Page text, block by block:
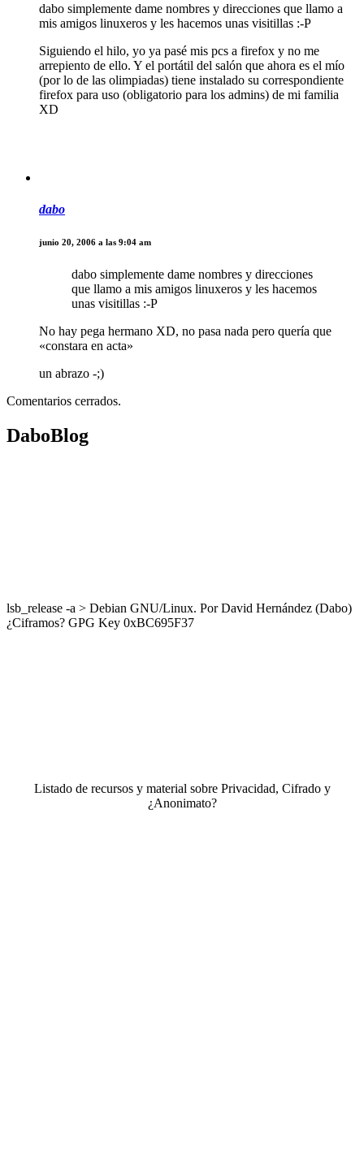
dabo simplemente dame nombres y direcciones que llamo a
mis amigos linuxeros y les hacemos unas visitillas :-P
Siguiendo el hilo, yo ya pasé mis pcs a firefox y no me
arrepiento de ello. Y el portátil del salón que ahora es el mío
(por lo de las olimpiadas) tiene instalado su correspondiente
firefox para uso (obligatorio para los admins) de mi familia
XD
dabo
junio 20, 2006 a las 9:04 am
dabo simplemente dame nombres y direcciones
que llamo a mis amigos linuxeros y les hacemos
unas visitillas :-P
No hay pega hermano XD, no pasa nada pero quería que
«constara en acta»
un abrazo -;)
Comentarios cerrados.
DaboBlog
lsb_release -a > Debian GNU/Linux. Por David Hernández (Dabo)
¿Ciframos? GPG Key 0xBC695F37
Listado de recursos y material sobre Privacidad, Cifrado y
¿Anonimato?